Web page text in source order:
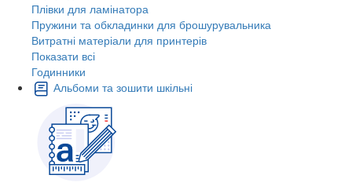
Плівки для ламінатора
Пружини та обкладинки для брошурувальника
Витратні матеріали для принтерів
Показати всі
Годинники
Альбоми та зошити шкільні